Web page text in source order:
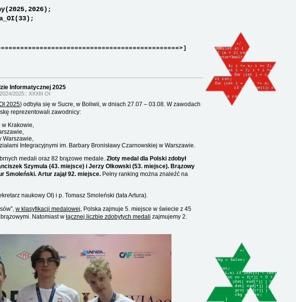
Informatycznej 2025
2025 XXXIII OI
2025) odbyła się w Sucre, w Boliwii, w dniach 27.07 – 03.08. W zawodach
reprezentowali zawodnicy:
w Krakowie,
Warszawie,
Integracyjnymi im. Barbary Bronisławy Czarnowskiej w Warszawie.
medali oraz 82 brązowe medale. Złoty medal dla Polski zdobył
Szymula (43. miejsce) i Jerzy Olkowski (53. miejsce). Brązowy
Smoleński. Artur zajął 92. miejsce. Pełny ranking można znaleźć na
naukowy OI) i p. Tomasz Smoleński (tata Artura).
w klasyfikacji medalowej, Polska zajmuje 5. miejsce w świecie z 45
Natomiast w łącznej liczbie zdobytych medali zajmujemy 2.